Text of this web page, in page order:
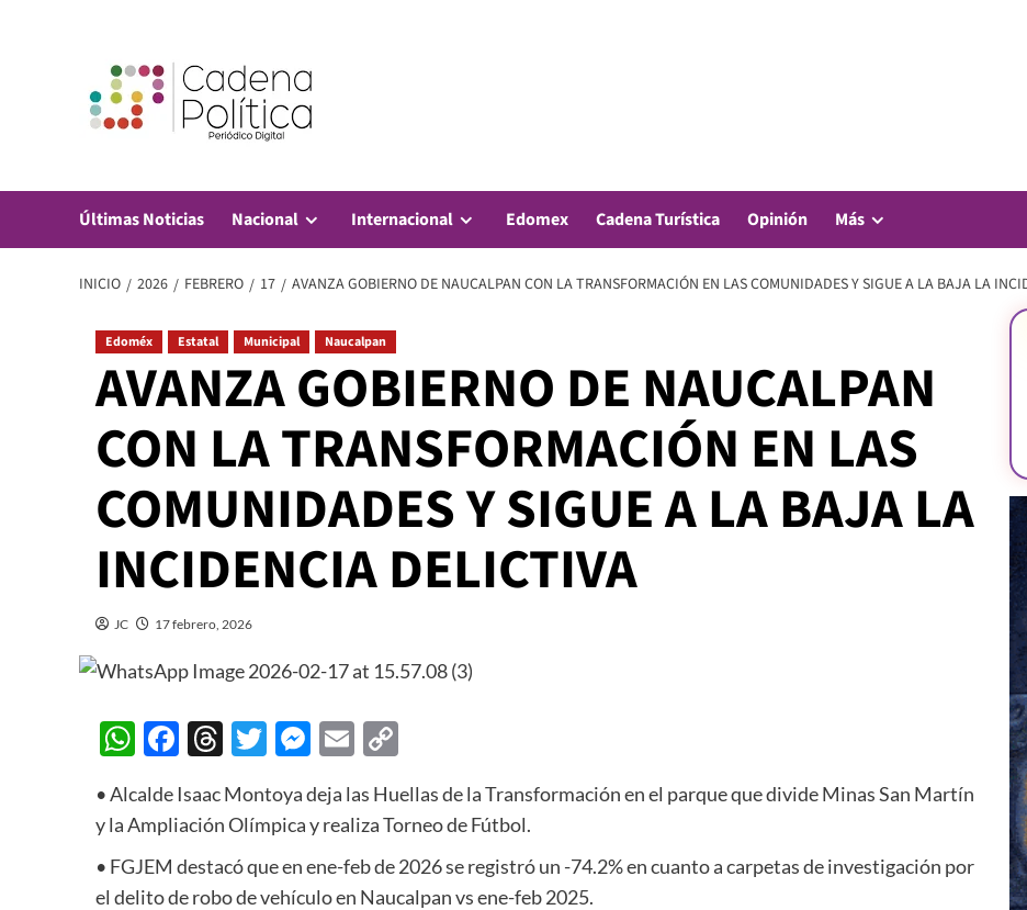
Últimas Noticias Nacional Internacional Edomex Cadena Turística Opinión Más
INICIO 2026 FEBRERO 17 AVANZA GOBIERNO DE NAUCALPAN CON LA TRANSFORMACIÓN EN LAS COMUNIDADES Y SIGUE A LA BAJA LA
Edoméx Estatal Municipal Naucalpan
AVANZA GOBIERNO DE NAUCALPAN
CON LA TRANSFORMACIÓN EN LAS
COMUNIDADES Y SIGUE A LA BAJA LA
INCIDENCIA DELICTIVA
JC 17 febrero, 2026
WhatsApp
Facebook
Threads
Twitter
Messenger
Email
• Alcalde Isaac Montoya deja las Huellas de la Transformación en el parque que divide Minas San Martín
y la Ampliación Olímpica y realiza Torneo de Fútbol.
• FGJEM destacó que en ene-feb de 2026 se registró un -74.2% en cuanto a carpetas de investigación por
el delito de robo de vehículo en Naucalpan vs ene-feb 2025.